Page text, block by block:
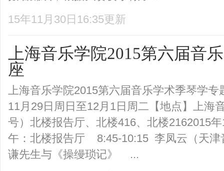
15年11月30日16:35更新
上海音乐学院2015第六届音
座
上海音乐学院2015第六届音乐学术季琴学专
11月29日周日至12月1日周二【地点】上海
号）北楼报告厅、北楼416、北楼2162015
午：北楼报告厅 8:45-10:15 李凤云（天津
谦先生与《操缦琐记》 ...